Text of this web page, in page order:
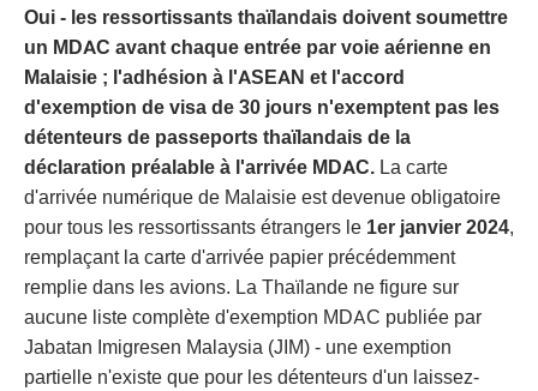
Oui - les ressortissants thaïlandais doivent soumettre
un MDAC avant chaque entrée par voie aérienne en
Malaisie ; l'adhésion à l'ASEAN et l'accord
d'exemption de visa de 30 jours n'exemptent pas les
détenteurs de passeports thaïlandais de la
déclaration préalable à l'arrivée MDAC. La carte
d'arrivée numérique de Malaisie est devenue obligatoire
pour tous les ressortissants étrangers le 1er janvier 2024,
remplaçant la carte d'arrivée papier précédemment
remplie dans les avions. La Thaïlande ne figure sur
aucune liste complète d'exemption MDAC publiée par
Jabatan Imigresen Malaysia (JIM) - une exemption
partielle n'existe que pour les détenteurs d'un laissez-